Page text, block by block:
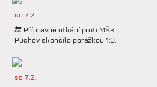
so 7.2.
🔚 Přípravné utkání proti MŠK
Púchov skončilo porážkou 1:0.
so 7.2.